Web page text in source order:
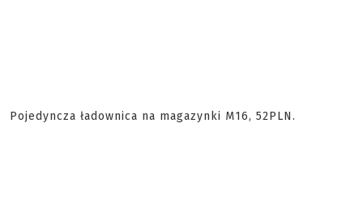
Pojedyncza ładownica na magazynki M16, 52PLN.